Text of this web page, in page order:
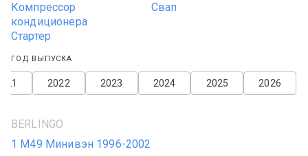
Компрессор
кондиционера
Свап
Стартер
ГОД ВЫПУСКА
2026
2025
2024
2023
2022
BERLINGO
1 M49 Минивэн 1996-2002